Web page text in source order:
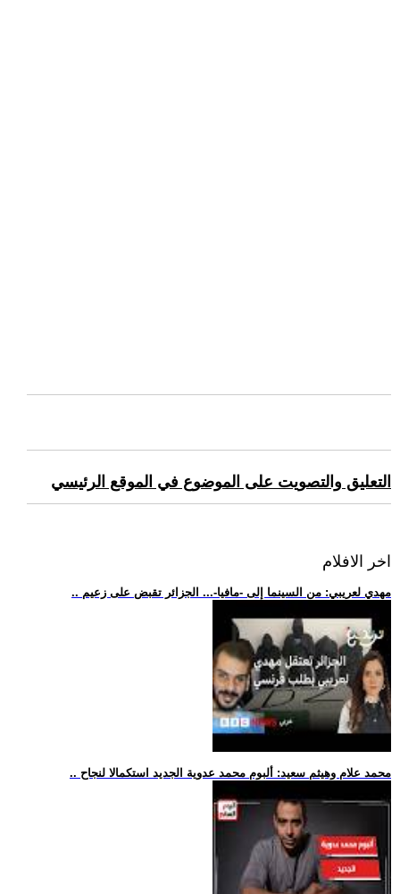
التعليق والتصويت على الموضوع في الموقع الرئيسي
اخر الافلام
.. مهدي لعريبي: من السينما إلى -مافيا-... الجزائر تقبض على زعيم
.. محمد علام وهيثم سعيد: ألبوم محمد عدوية الجديد استكمالا لنجاح